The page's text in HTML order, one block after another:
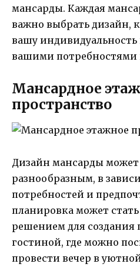
мансарды. Каждая
важно выбрать дизайн,
вашу индивидуальность
вашими потребностями
Мансардное
пространство
Дизайн мансарды
разнообразным, в
потребностей и
планировка может
решением для создания
гостиной, где можно
провести вечер в